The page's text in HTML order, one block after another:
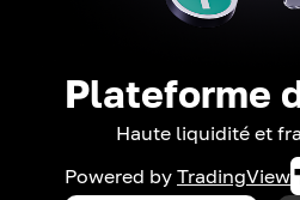
Plateforme
Haute liquidité et
Powered by TradingView